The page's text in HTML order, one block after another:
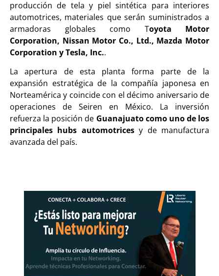
producción de tela y piel sintética para interiores
automotrices, materiales que serán suministrados a
armadoras globales como Toyota Motor
Corporation, Nissan Motor Co., Ltd., Mazda Motor
Corporation y Tesla, Inc..
La apertura de esta planta forma parte de la
expansión estratégica de la compañía japonesa en
Norteamérica y coincide con el décimo aniversario de
operaciones de Seiren en México. La inversión
refuerza la posición de Guanajuato como uno de los
principales hubs automotricesy de manufactura
avanzada del país.